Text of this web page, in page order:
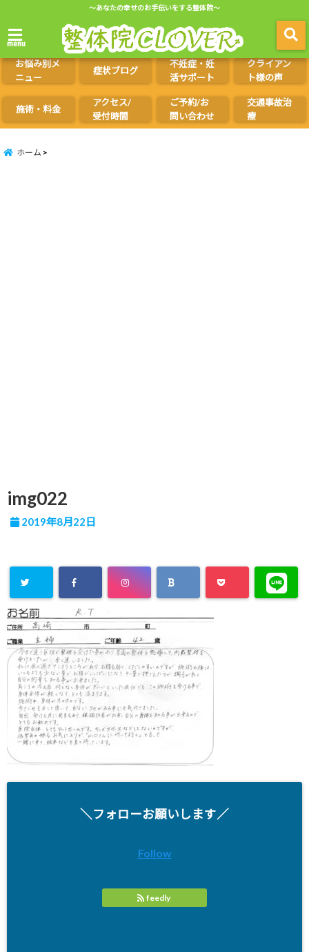
～あなたの幸せのお手伝いをする整体院～
menu
お悩み別メ
ニュー
症状ブログ
不妊症・妊
活サポート
クライアン
ト様の声
施術・料金
アクセス/
受付時間
ご予約/お
問い合わせ
交通事故治
療
ホーム
img022
2019年8月22日
＼フォローお願いします／
Follow
feedly